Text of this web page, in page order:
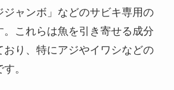
ジャンボ」などのサビキ専用の
。これらは魚を引き寄せる成分
おり、特にアジやイワシなどの
。